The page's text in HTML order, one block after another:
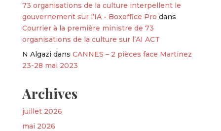
73 organisations de la culture interpellent le
gouvernement sur l’IA - Boxoffice Pro dans
Courrier à la première ministre de 73
organisations de la culture sur l’AI ACT
N Algazi dans CANNES – 2 pièces face Martinez
23-28 mai 2023
Archives
juillet 2026
mai 2026